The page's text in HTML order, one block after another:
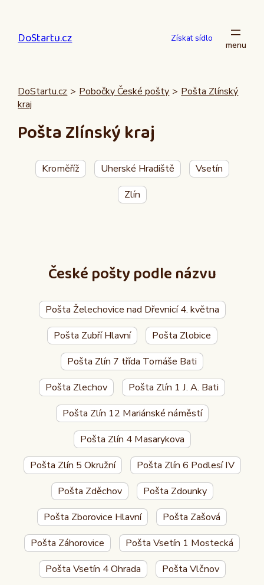
obsah
DoStartu.cz Získat sídlo
DoStartu.cz > Pobočky České pošty > Pošta Zlínský
kraj
Pošta Zlínský kraj
Kroměříž Uherské Hradiště
Vsetín
Zlín
České pošty podle názvu
Pošta Želechovice nad Dřevnicí 4. května
Pošta Zubří Hlavní
Pošta Zlobice
Pošta Zlín 7 třída Tomáše Bati
Pošta Zlechov
Pošta Zlín 1 J. A. Bati
Pošta Zlín 12 Mariánské náměstí
Pošta Zlín 4 Masarykova
Pošta Zlín 5 Okružní
Pošta Zlín 6 Podlesí IV
Pošta Zděchov
Pošta Zdounky
Pošta Zborovice Hlavní
Pošta Zašová
Pošta Záhorovice
Pošta Vsetín 1 Mostecká
Pošta Vsetín 4 Ohrada
Pošta Vlčnov